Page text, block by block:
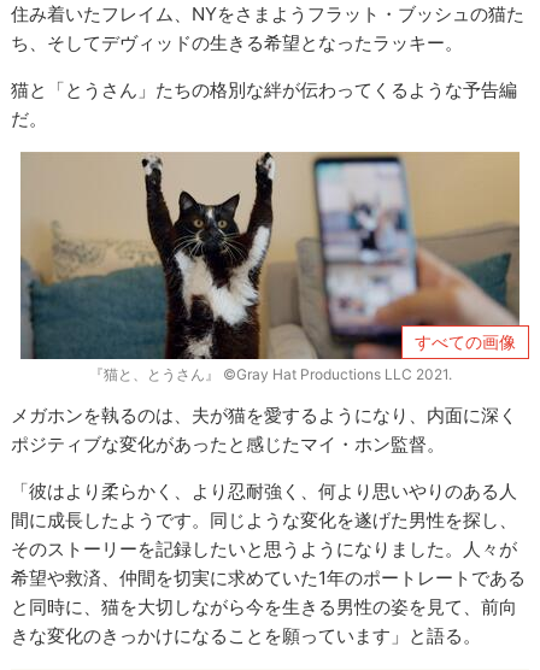
住み着いたフレイム、NYをさまようフラット・ブッシュの猫た
ち、そしてデヴィッドの生きる希望となったラッキー。
猫と「とうさん」たちの格別な絆が伝わってくるような予告編
だ。
すべての画像
『猫と、とうさん』 ©Gray Hat Productions LLC 2021.
メガホンを執るのは、夫が猫を愛するようになり、内面に深く
ポジティブな変化があったと感じたマイ・ホン監督。
「彼はより柔らかく、より忍耐強く、何より思いやりのある人
間に成長したようです。同じような変化を遂げた男性を探し、
そのストーリーを記録したいと思うようになりました。人々が
希望や救済、仲間を切実に求めていた1年のポートレートである
と同時に、猫を大切しながら今を生きる男性の姿を見て、前向
きな変化のきっかけになることを願っています」と語る。